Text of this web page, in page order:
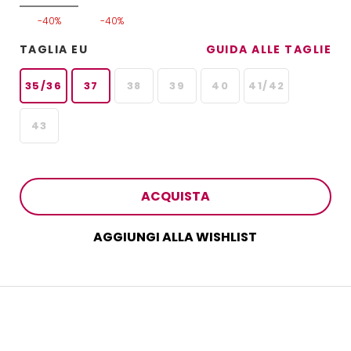
-40% -40%
TAGLIA EU GUIDA ALLE TAGLIE
35/36 37 38 39 40 41/42
43
ACQUISTA
AGGIUNGI ALLA WISHLIST